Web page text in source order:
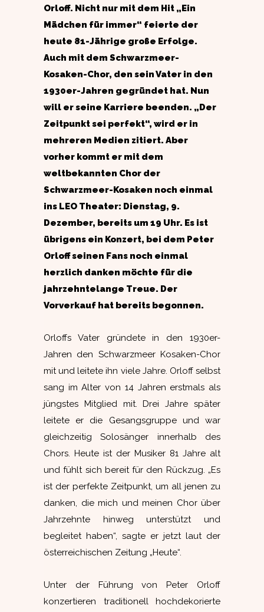
Orloff. Nicht nur mit dem Hit „Ein
Mädchen für immer“ feierte der
heute 81-Jährige große Erfolge.
Auch mit dem Schwarzmeer-
Kosaken-Chor, den sein Vater in den
1930er-Jahren gegründet hat. Nun
will er seine Karriere beenden. „Der
Zeitpunkt sei perfekt“, wird er in
mehreren Medien zitiert. Aber
vorher kommt er mit dem
weltbekannten Chor der
Schwarzmeer-Kosaken noch einmal
ins LEO Theater: Dienstag, 9.
Dezember, bereits um 19 Uhr. Es ist
übrigens ein Konzert, bei dem Peter
Orloff seinen Fans noch einmal
herzlich danken möchte für die
jahrzehntelange Treue. Der
Vorverkauf hat bereits begonnen.
Orloffs Vater gründete in den 1930er-
Jahren den Schwarzmeer Kosaken-Chor
mit und leitete ihn viele Jahre. Orloff selbst
sang im Alter von 14 Jahren erstmals als
jüngstes Mitglied mit. Drei Jahre später
leitete er die Gesangsgruppe und war
gleichzeitig Solosänger innerhalb des
Chors. Heute ist der Musiker 81 Jahre alt
und fühlt sich bereit für den Rückzug. „Es
ist der perfekte Zeitpunkt, um all jenen zu
danken, die mich und meinen Chor über
Jahrzehnte hinweg unterstützt und
begleitet haben“, sagte er jetzt laut der
österreichischen Zeitung „Heute“.
Unter der Führung von Peter Orloff
konzertieren traditionell hochdekorierte